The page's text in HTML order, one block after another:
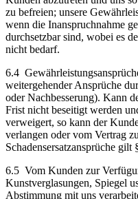
zu befreien; unsere
wenn die Inanspruchnahme
durchsetzbar sind, wobei es
nicht bedarf.
6.4
weitergehender Ansprüche
oder Nachbesserung). Kann
Frist nicht beseitigt werden
verweigert, so kann der
verlangen oder vom Vertrag
Schadensersatzansprüche gilt
6.5 Vom Kunden zur
Kunstverglasungen, Spiegel
Abstimmung mit uns